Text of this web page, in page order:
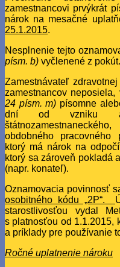
zamestnancovi prvýkrát
nárok na mesačné
25.1.2015.
Nesplnenie tejto
písm. b) vyčlenené z pokút.
Zamestnávateľ
zamestnancov
24 písm. m) písomne
dní od vzniku
obdobného pracovného
ktorý má nárok na
ktorý sa zároveň pokladá
(napr. konateľ).
Oznamovacia povinnosť
osobitného kódu „2P“.
starostlivosťou vydal
s platnosťou od 1.1.2015,
a príklady pre používanie
Ročné uplatnenie nároku